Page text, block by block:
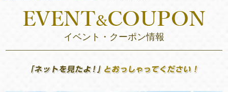
イベント・クーポン情報